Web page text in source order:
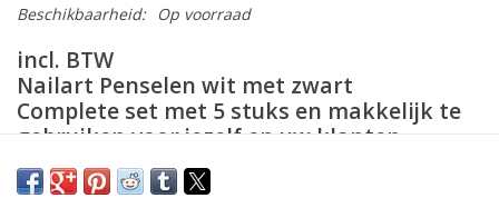
Beschikbaarheid:
Op voorraad
incl. BTW
Nailart Penselen wit met zwart
Complete set met 5 stuks en makkelijk te
gebruiken voor jezelf en uw klanten.
Prijzen zijn incl. BTW